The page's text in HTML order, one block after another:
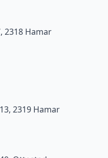
2318 Hamar
2319 Hamar